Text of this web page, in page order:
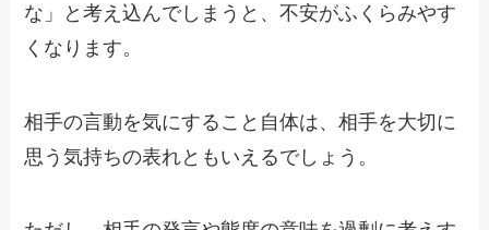
な」と考え込んでしまうと、不安がふくらみやす
くなります。
相手の言動を気にすること自体は、相手を大切に
思う気持ちの表れともいえるでしょう。